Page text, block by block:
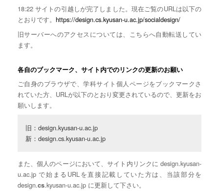
18:22 サイトの引越しが完了しました。現在ご覧のURLは以下の
とおりです。 https://design.cs.kyusan-u.ac.jp/socialdesign/
旧サーバーへのアクセスについては、こちらへ自動転送してい
ます。
各自のブックマーク、サイト内でのリンクの更新のお願い
ご自身のブラウザで、学科サイト個人ページをブックマークさ
れていた方、URLが以下のとおり変更されているので、更新をお
願いします。
旧：design.kyusan-u.ac.jp
新：design.cs.kyusan-u.ac.jp
また、個人のページにおいて、サイト内リンクに design.kyusan-
u.ac.jp で始まるURLを直接記載していた方は、当該部分を
design.cs.kyusan-u.ac.jp に更新して下さい。